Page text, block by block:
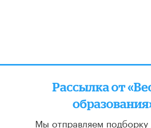
Рассылка от
Мы отправляем